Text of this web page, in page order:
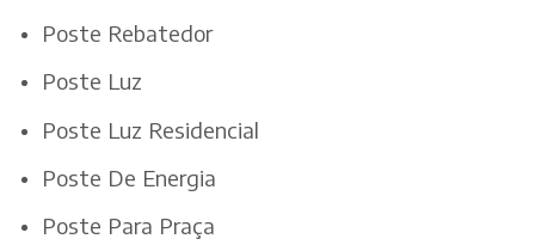
Poste Rebatedor
Poste Luz
Poste Luz Residencial
Poste De Energia
Poste Para Praça